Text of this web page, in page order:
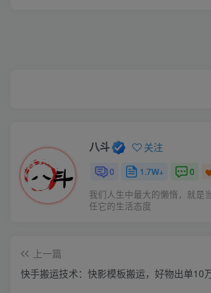
八斗 关注
0 1.7W+ 0
我们人生中最大的懒惰，就是
任它的生活态度
上一篇
快手搬运技术：快影模板搬运，好物出单10